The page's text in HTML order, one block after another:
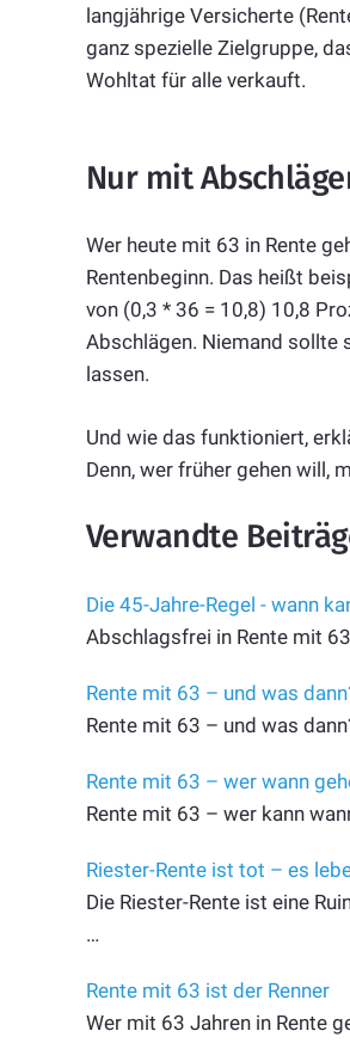
langjährige Versicherte
ganz spezielle Zielgruppe,
Wohltat für alle verkauft.
Nur mit
Wer heute mit 63 in Rente
Rentenbeginn. Das heißt
von (0,3 * 36 = 10,8) 10,8
Abschlägen. Niemand sollte
lassen.
Und wie das funktioniert,
Denn, wer früher gehen will,
Verwandte
Die 45-Jahre-Regel - wann
Abschlagsfrei in Rente mit
Rente mit 63 – und was
Rente mit 63 – und was
Rente mit 63 – wer wann
Rente mit 63 – wer kann
Riester-Rente ist tot – es
Die Riester-Rente ist eine
…
Rente mit 63 ist der Renner
Wer mit 63 Jahren in Rente